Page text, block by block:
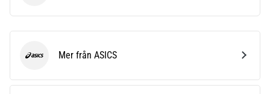
vad…
Visa
artiklar
ASICS Mer från ASICS